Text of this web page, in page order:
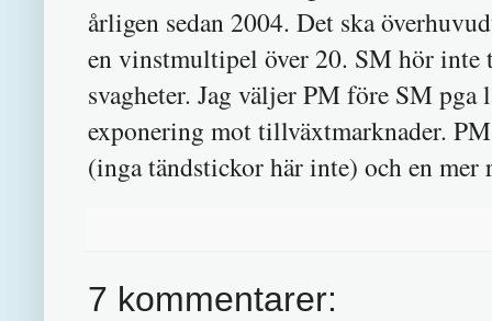
årligen sedan 2004. Det ska
en vinstmultipel över 20. SM hör inte
svagheter. Jag väljer PM före SM
exponering mot tillväxtmarknader.
(inga tändstickor här inte) och en
7 kommentarer: